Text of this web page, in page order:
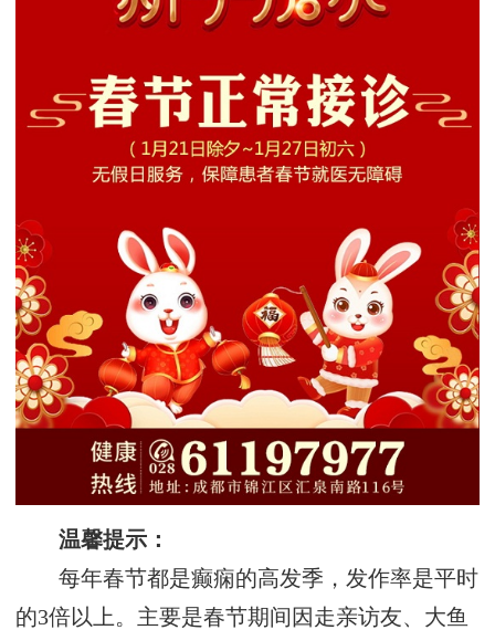
温馨提示：
每年春节都是癫痫的高发季，发作率是平时
的3倍以上。主要是春节期间因走亲访友、大鱼